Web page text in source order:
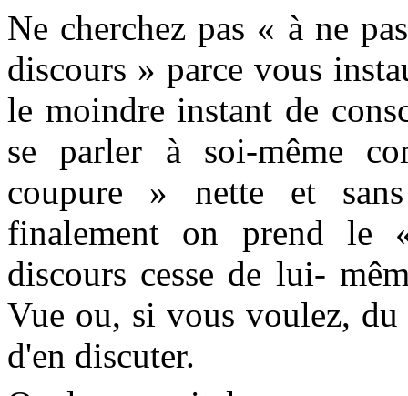
Ne cherchez pas « à ne
discours » parce vous
le moindre instant de
se parler à soi-même
coupure » nette et
finalement on prend le
discours cesse de lui-
Vue ou, si vous voulez,
d'en discuter.